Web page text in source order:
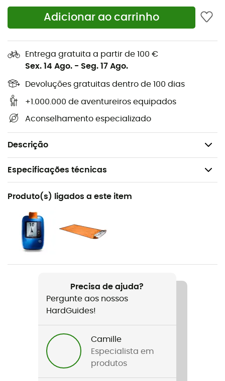
Adicionar ao carrinho
Entrega gratuita a partir de 100 €
Sex. 14 Ago. - Seg. 17 Ago.
Devoluções gratuitas dentro de 100 dias
+1.000.000 de aventureiros equipados
Aconselhamento especializado
Descrição
rápida e clara da profundidade de enterramento. A
marcação significativa a 1 m, a escala de profundidade
contrastante e o último segmento colorido permitem
otimizar a estratégia de escavação e ganhar um
tempo precioso. O segmento inferior laranja
aproximando da vítima.
Estojo Quick-Release
: A cinta quick-release permite a
abertura imediata e o tensionamento com um único
gesto, sem a necessidade de retirar a sonda do estojo
previamente.
Especificações técnicas
Recomendado para
Ski de montanha / Ski freeride
235 g
Nome do produto
7075 Aluminium T6
Comprimento aberto
Produto(s) ligados a este item
Precisa de ajuda?
Pergunte aos nossos
HardGuides!
Camille
Especialista em
produtos